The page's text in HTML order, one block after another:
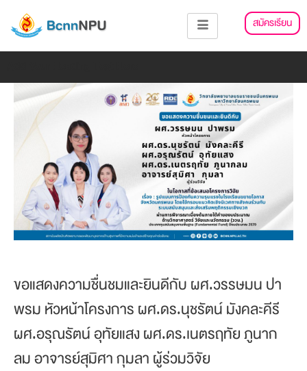
สมัครเรียน
ขอแสดงความชื่นชมและยินดีกับ ผศ.วรรษมน ปา
พรม หัวหน้าโครงการ ผศ.ดร.นุชรัตน์ มังคละคีรี
ผศ.อรุณรัตน์ อุทัยแสง ผศ.ดร.เนตรฤทัย ภูนาก
ลม อาจารย์สุมิศา กุมลา ผู้ร่วมวิจัย
แนะแนว
เรื่อง